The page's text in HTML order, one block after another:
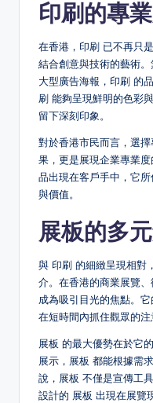
印刷的專
在香港，印刷 已不再只
結合創意與技術的藝術
大型廣告海報，印刷 的
刷 能夠呈現鮮明的色彩
留下深刻印象。
對於香港市民而言，選擇
果，更是展現企業專業
品出現在客戶手中，它
與價值。
展板的多
與 印刷 的細緻呈現相對
介。在香港的商業展覽
成為吸引目光的焦點。
在短時間內抓住觀眾的注
展板 的最大優勢在於它
展示，展板 都能根據需
說，展板 不僅是宣傳工
設計的 展板 出現在展覽